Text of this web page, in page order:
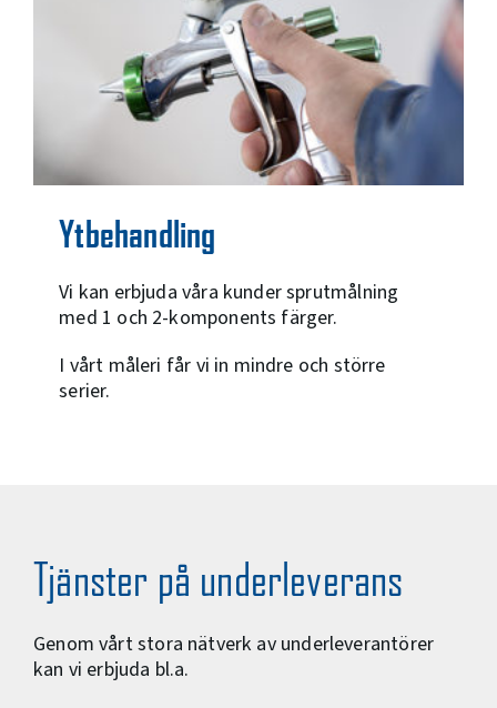
Ytbehandling
Vi kan erbjuda våra kunder sprutmålning
med 1 och 2-komponents färger.
I vårt måleri får vi in mindre och större
serier.
Tjänster på underleverans
Genom vårt stora nätverk av underleverantörer
kan vi erbjuda bl.a.